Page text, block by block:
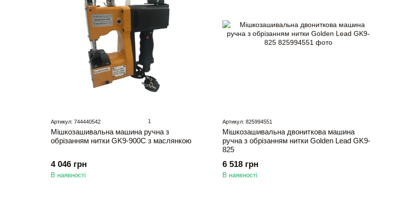
Артикул: 744440542 1
Мішкозашивальна машина ручна з
обрізанням нитки GK9-900C з маслянкою
4 046 грн
В наявності
Артикул: 825994551
Мішкозашивальна двониткова машина
ручна з обрізанням нитки Golden Lead GK9-
825
6 518 грн
В наявності